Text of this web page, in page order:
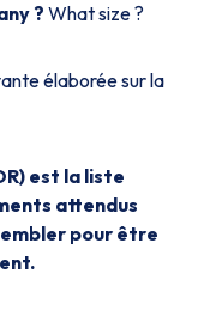
? What size ?
élaborée sur la
est la liste
attendus
pour être